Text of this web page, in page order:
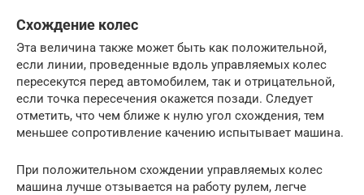
Схождение колес
Эта величина также может быть как положительной,
если линии, проведенные вдоль управляемых колес
пересекутся перед автомобилем, так и отрицательной,
если точка пересечения окажется позади. Следует
отметить, что чем ближе к нулю угол схождения, тем
меньшее сопротивление качению испытывает машина.
При положительном схождении управляемых колес
машина лучше отзывается на работу рулем, легче